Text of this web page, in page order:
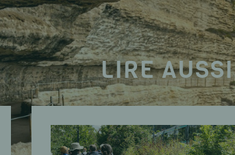
LIRE AUSSI